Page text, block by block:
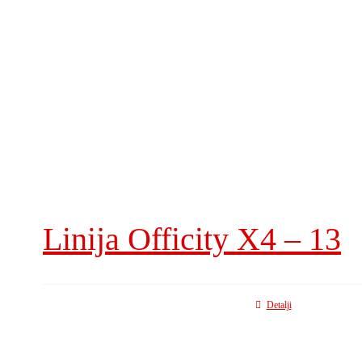
Linija Officity X4 – 13
Detalji